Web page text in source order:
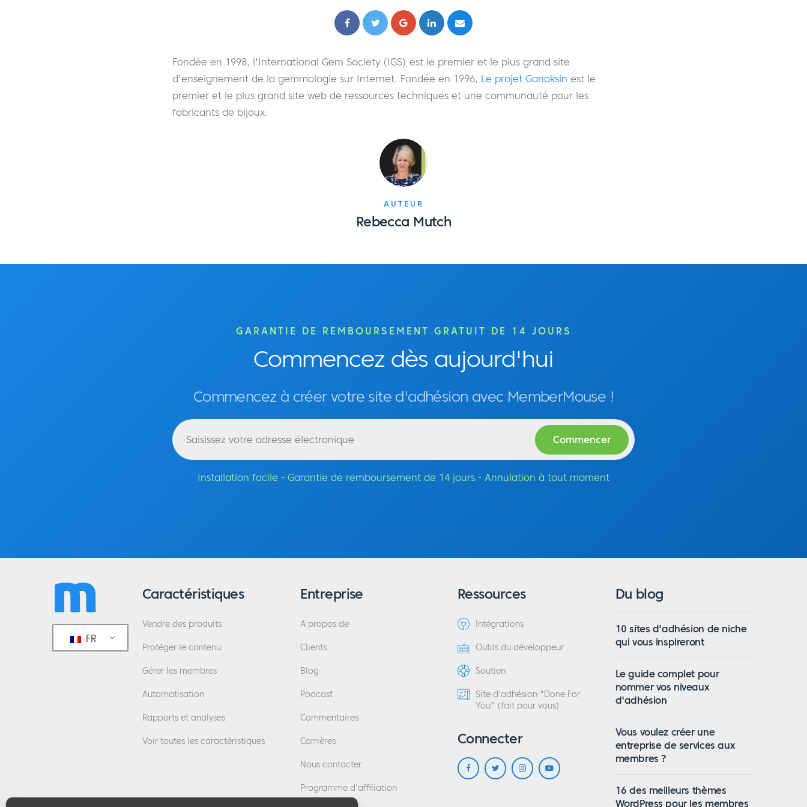
Fondée en 1998, l'International Gem Society (IGS) est le premier et le plus grand site
d'enseignement de la gemmologie sur Internet. Fondée en 1996, Le projet Ganoksin est le
premier et le plus grand site web de ressources techniques et une communauté pour les
fabricants de bijoux.
AUTEUR
Rebecca Mutch
GARANTIE DE REMBOURSEMENT GRATUIT DE 14 JOURS
Commencez dès aujourd'hui
Commencez à créer votre site d'adhésion avec MemberMouse !
Installation facile - Garantie de remboursement de 14 jours - Annulation à tout moment
FR
Caractéristiques
Vendre des produits
Protéger le contenu
Gérer les membres
Automatisation
Rapports et analyses
Voir toutes les caractéristiques
Entreprise
A propos de
Clients
Blog
Podcast
Commentaires
Carrières
Nous contacter
Programme d'affiliation
Ressources
Intégrations
Outils du développeur
Soutien
Site d'adhésion "Done For
You" (fait pour vous)
Connecter
Du blog
10 sites d'adhésion de niche
qui vous inspireront
Le guide complet pour
nommer vos niveaux
d'adhésion
Vous voulez créer une
entreprise de services aux
membres ?
16 des meilleurs thèmes
WordPress pour les membres